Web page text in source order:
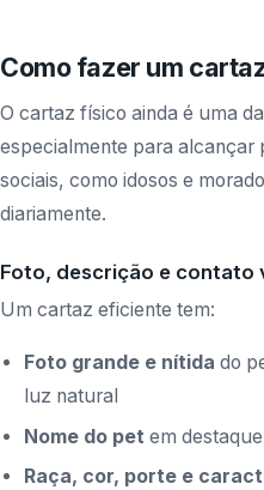
Como fazer um
O cartaz físico ainda é uma
especialmente para alcançar
sociais, como idosos e
diariamente.
Foto, descrição e contato
Um cartaz eficiente tem:
Foto grande e nítida do
luz natural
Nome do pet em destaque
Raça, cor, porte e